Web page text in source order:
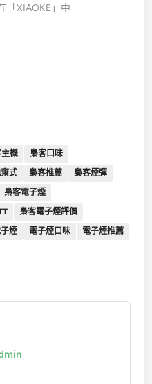
「XIAOKE」中
機
梟客口味
式 梟客推薦
梟客煙彈
梟客電子煙
梟客電子煙評價
煙 電子煙口味
電子煙推薦